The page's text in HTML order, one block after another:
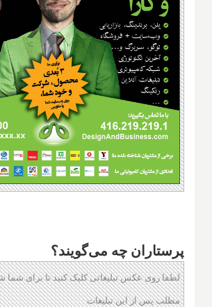
پرستاران چه می‌گویند؟
لطفا روی عکس تبلیغاتی کلیک کنید تا برای شما
مطلب پس از این تبلیغات